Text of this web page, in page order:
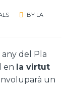
BY LA
any del Pla
en la virtut
un